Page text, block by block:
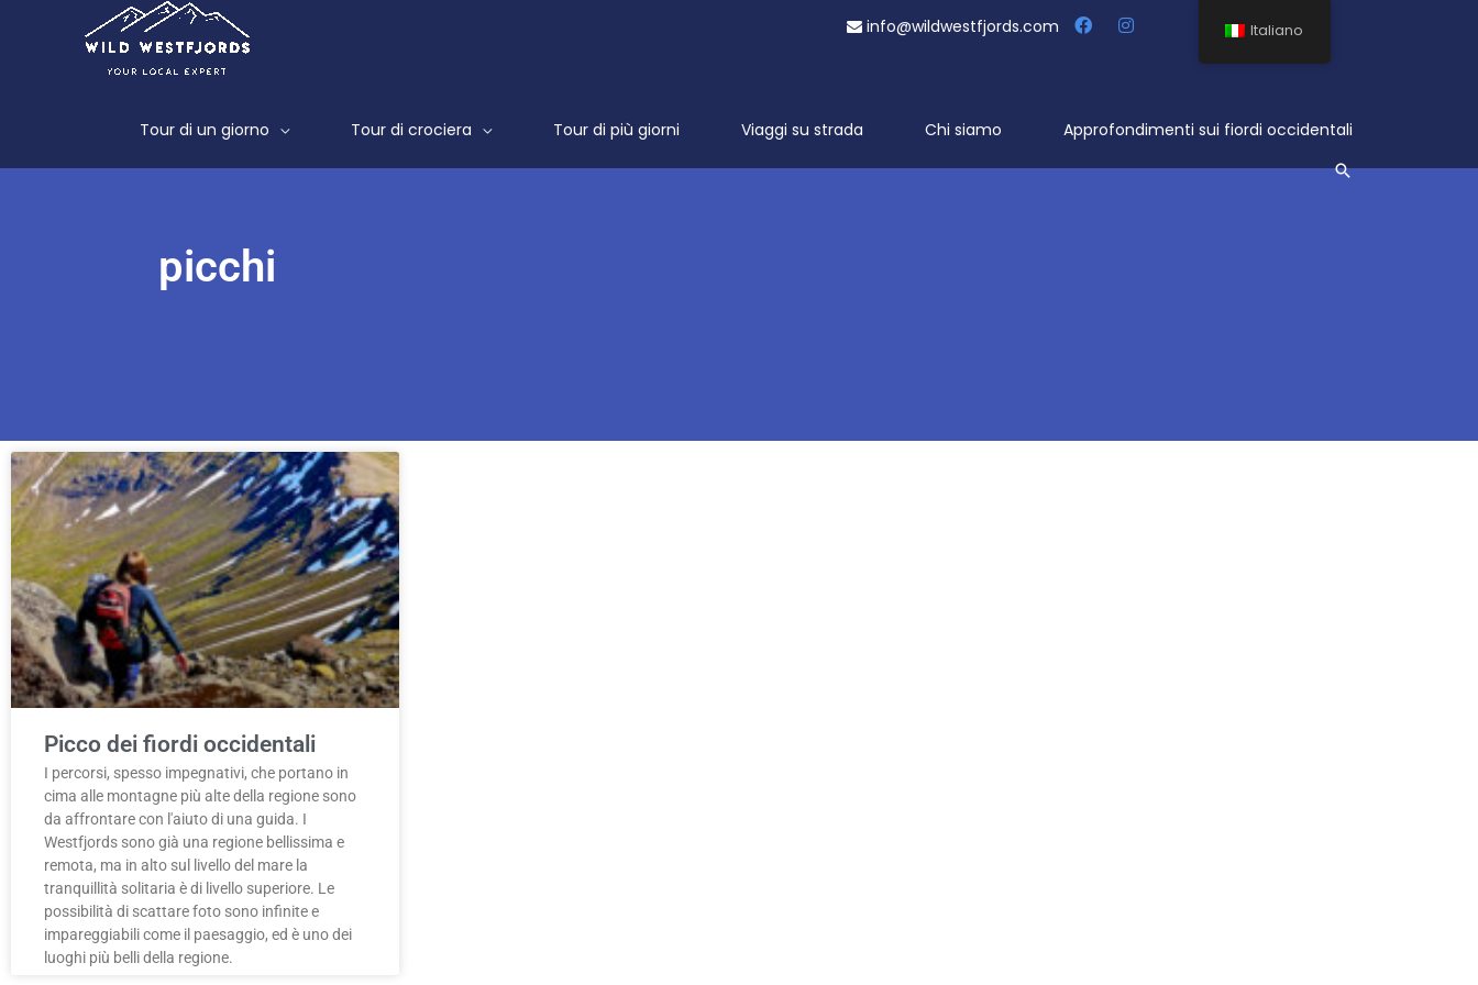
info@wildwestfjords.com
Tour di un giorno Tour di crociera Tour di più giorni Viaggi su strada Chi siamo Approfondimenti sui fiordi occidentali
Cerca
picchi
Picco dei fiordi occidentali
I percorsi, spesso impegnativi, che portano in
cima alle montagne più alte della regione sono
da affrontare con l'aiuto di una guida. I
Westfjords sono già una regione bellissima e
remota, ma in alto sul livello del mare la
tranquillità solitaria è di livello superiore. Le
possibilità di scattare foto sono infinite e
impareggiabili come il paesaggio, ed è uno dei
luoghi più belli della regione.
Italiano